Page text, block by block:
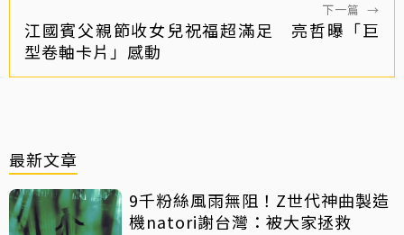
下一篇 →
江國賓父親節收女兒祝福超滿足 亮哲曝「巨
型卷軸卡片」感動
最新文章
9千粉絲風雨無阻！Z世代神曲製造
機natori謝台灣：被大家拯救